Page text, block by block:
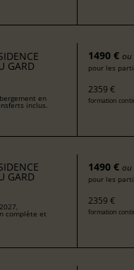
GARD
en
inclus.
1490 € ou
pour les
2359 €
formation
GARD
complète et
1490 € ou
pour les
2359 €
formation